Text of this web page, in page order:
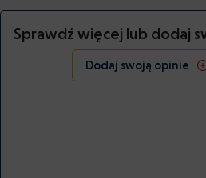
Sprawdź więcej lub dodaj
Dodaj swoją opinie